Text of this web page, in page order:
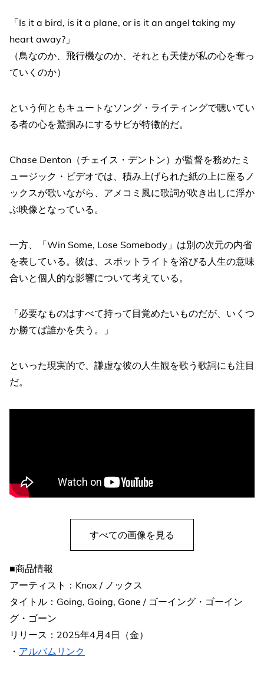
「Is it a bird, is it a plane, or is it an angel taking my
heart away?」
（鳥なのか、飛行機なのか、それとも天使が私の心を奪っ
ていくのか）
という何ともキュートなソング・ライティングで聴いてい
る者の心を鷲掴みにするサビが特徴的だ。
Chase Denton（チェイス・デントン）が監督を務めたミ
ュージック・ビデオでは、積み上げられた紙の上に座るノ
ックスが歌いながら、アメコミ風に歌詞が吹き出しに浮か
ぶ映像となっている。
一方、「Win Some, Lose Somebody」は別の次元の内省
を表している。彼は、スポットライトを浴びる人生の意味
合いと個人的な影響について考えている。
「必要なものはすべて持って目覚めたいものだが、いくつ
か勝てば誰かを失う。」
といった現実的で、謙虚な彼の人生観を歌う歌詞にも注目
だ。
すべての画像を見る
■商品情報
アーティスト：Knox / ノックス
タイトル：Going, Going, Gone / ゴーイング・ゴーイン
グ・ゴーン
リリース：2025年4月4日（金）
・ アルバムリンク